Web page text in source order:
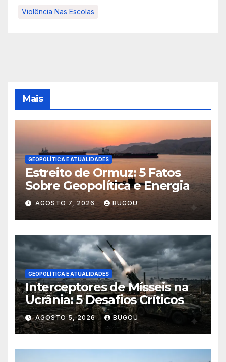
Violência Nas Escolas
Mais
GEOPOLÍTICA E ATUALIDADES
Estreito de Ormuz: 5 Fatos
Sobre Geopolítica e Energia
AGOSTO 7, 2026 BUGOU
GEOPOLÍTICA E ATUALIDADES
Interceptores de Mísseis na
Ucrânia: 5 Desafios Críticos
AGOSTO 5, 2026 BUGOU